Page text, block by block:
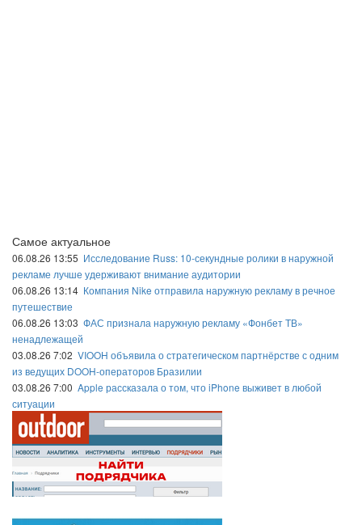
Самое актуальное
06.08.26 13:55 Исследование Russ: 10-секундные ролики в наружной
рекламе лучше удерживают внимание аудитории
06.08.26 13:14 Компания Nike отправила наружную рекламу в речное
путешествие
06.08.26 13:03 ФАС признала наружную рекламу «Фонбет ТВ»
ненадлежащей
03.08.26 7:02 VIOOH объявила о стратегическом партнёрстве с одним
из ведущих DOOH-операторов Бразилии
03.08.26 7:00 Apple рассказала о том, что iPhone выживет в любой
ситуации